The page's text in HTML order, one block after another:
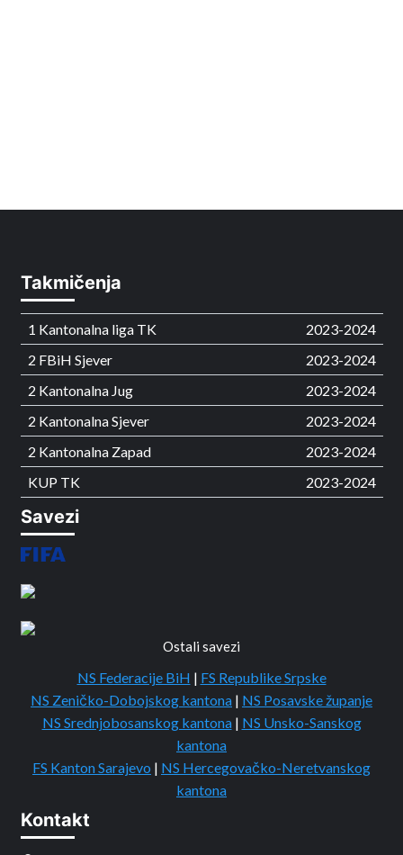
Takmičenja
1 Kantonalna liga TK
2023-2024
2 FBiH Sjever
2023-2024
2 Kantonalna Jug
2023-2024
2 Kantonalna Sjever
2023-2024
2 Kantonalna Zapad
2023-2024
KUP TK
2023-2024
Savezi
Ostali savezi
NS Federacije BiH | FS Republike Srpske
NS Zeničko-Dobojskog kantona | NS Posavske županje
NS Srednjobosanskog kantona | NS Unsko-Sanskog
kantona
FS Kanton Sarajevo | NS Hercegovačko-Neretvanskog
kantona
Kontakt